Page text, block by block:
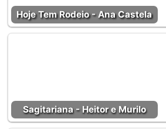
Hoje Tem Rodeio - Ana Castela
Sagitariana - Heitor e Murilo